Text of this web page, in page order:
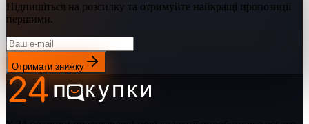
Підпишіться на розсилку та отримуйте найкращі пропозиції
першими.
Отримати знижку